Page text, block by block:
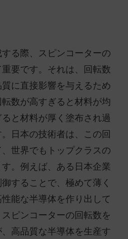
る際、スピンコーターの
要です。それは、回転数
に直接影響を与えるため
数が高すぎると材料が均
と材料が厚く塗布され過
日本の技術者は、この回
世界でもトップクラスの
。例えば、ある日本企業
することで、極めて薄く
能な半導体を作り出して
ピンコーターの回転数を
高品質な半導体を生産す